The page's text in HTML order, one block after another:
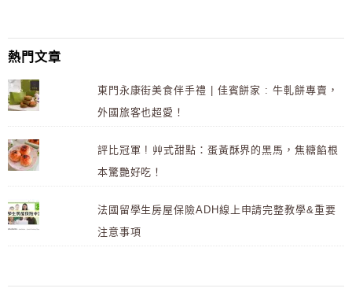
熱門文章
東門永康街美食伴手禮 | 佳賓餅家 : 牛軋餅專賣，
外國旅客也超愛！
評比冠軍 ! 艸式甜點：蛋黃酥界的黑馬，焦糖餡根
本驚艷好吃！
法國留學生房屋保險ADH線上申請完整教學&重要
注意事項